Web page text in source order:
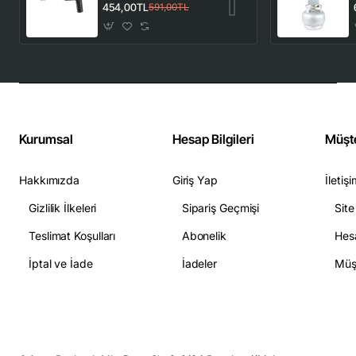
El Araç Süpürgesi
Güçlü Vakum Çekiş
ve Üfleme
454,00TL591,00TL
Kurumsal
Hakkımızda
Gizlilik İlkeleri
Teslimat Koşulları
İptal ve İade
Hesap Bilgileri
Giriş Yap
Sipariş Geçmişi
Abonelik
İadeler
Site